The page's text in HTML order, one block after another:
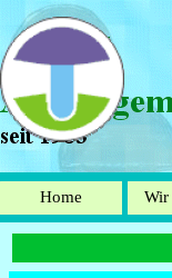
Direkt zum Seiteninhalt
Home Wir